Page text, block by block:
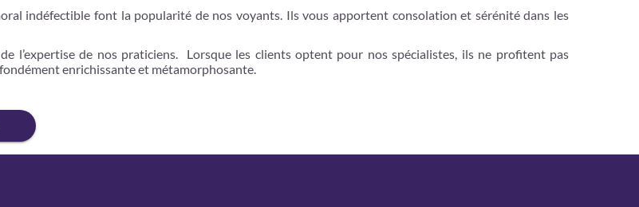
indéfectible font la popularité de nos voyants. Ils vous apportent consolation et sérénité dans les
l’expertise de nos praticiens. Lorsque les clients optent pour nos spécialistes, ils ne profitent pas
enrichissante et métamorphosante.